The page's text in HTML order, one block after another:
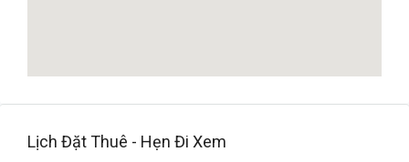
Lịch Đặt Thuê - Hẹn Đi Xem